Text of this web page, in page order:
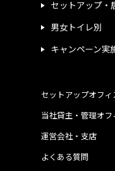
セットアップ・
男女トイレ別
キャンペーン実
運営会社・支店
よくある質問
当社貸主・管理オフ
セットアップオフィ